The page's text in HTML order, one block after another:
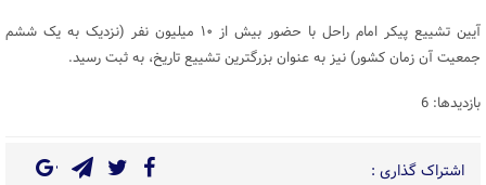
آیین تشییع پیکر امام راحل با حضور بیش از ۱۰ میلیون نفر (نزدیک به یک ششم
جمعیت آن زمان کشور) نیز به عنوان بزرگترین تشییع تاریخ، به ثبت رسید.
بازدیدها: 6
اشتراک گذاری :